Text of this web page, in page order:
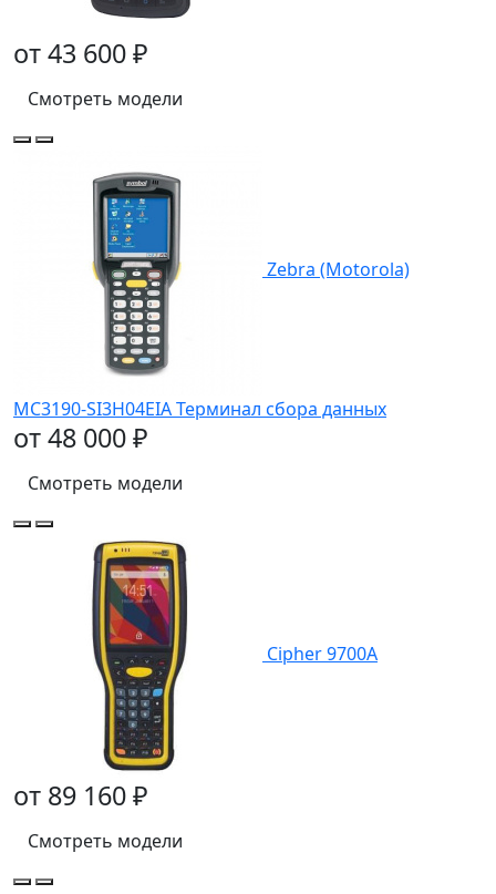
от 43 600 ₽
Смотреть модели
Zebra (Motorola)
MC3190-SI3H04EIA Терминал сбора данных
от 48 000 ₽
Смотреть модели
Cipher 9700A
от 89 160 ₽
Смотреть модели